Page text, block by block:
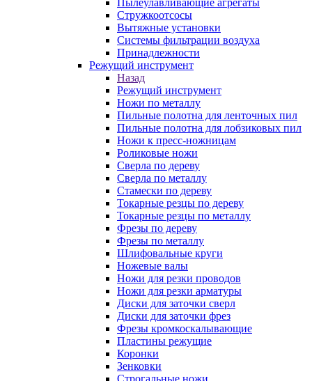
Пылеулавливающие агрегаты
Стружкоотсосы
Вытяжные установки
Системы фильтрации воздуха
Принадлежности
Режущий инструмент
Назад
Режущий инструмент
Ножи по металлу
Пильные полотна для ленточных пил
Пильные полотна для лобзиковых пил
Ножи к пресс-ножницам
Роликовые ножи
Сверла по дереву
Сверла по металлу
Стамески по дереву
Токарные резцы по дереву
Токарные резцы по металлу
Фрезы по дереву
Фрезы по металлу
Шлифовальные круги
Ножевые валы
Ножи для резки проводов
Ножи для резки арматуры
Диски для заточки сверл
Диски для заточки фрез
Фрезы кромкоскалывающие
Пластины режущие
Коронки
Зенковки
Строгальные ножи